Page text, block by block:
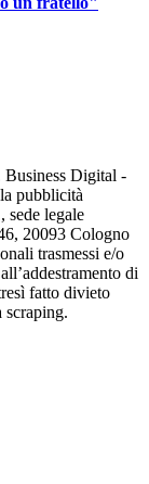
Digital -
pubblicità
legale
20093 Cologno
trasmessi e/o
di
fatto divieto
scraping.